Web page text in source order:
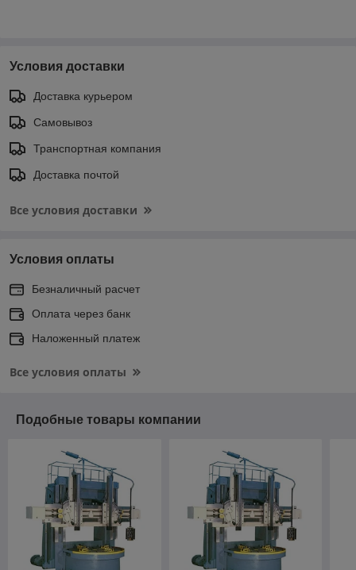
Условия доставки
Доставка курьером
Самовывоз
Транспортная компания
Доставка почтой
Все условия доставки
Условия оплаты
Безналичный расчет
Оплата через банк
Наложенный платеж
Все условия оплаты
Подобные товары компании